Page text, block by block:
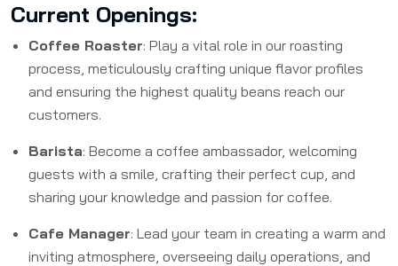
Current Openings:
Coffee Roaster: Play a vital role in our roasting
process, meticulously crafting unique flavor profiles
and ensuring the highest quality beans reach our
customers.
Barista: Become a coffee ambassador, welcoming
guests with a smile, crafting their perfect cup, and
sharing your knowledge and passion for coffee.
Cafe Manager: Lead your team in creating a warm and
inviting atmosphere, overseeing daily operations, and